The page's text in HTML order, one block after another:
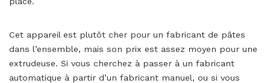
Cet appareil est plutôt cher pour un fabricant de pâtes
dans l’ensemble, mais son prix est assez moyen pour une
extrudeuse. Si vous cherchez à passer à un fabricant
automatique à partir d’un fabricant manuel, ou si vous